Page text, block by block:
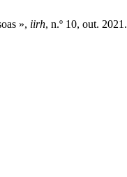
», iirh, n.º 10, out. 2021.